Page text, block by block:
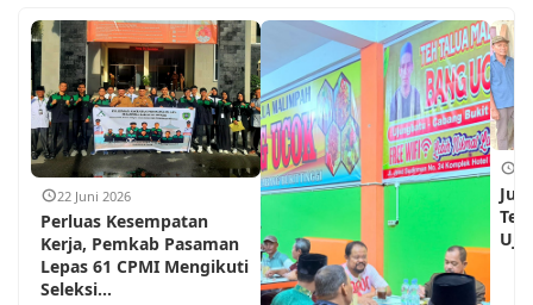
22 Juni 2026
Perluas Kesempatan
Kerja, Pemkab Pasaman
Lepas 61 CPMI Mengikuti
Seleksi...